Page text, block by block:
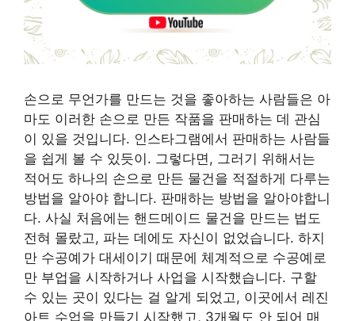
손으로 무언가를 만드는 것을 좋아하는 사람들은 아
마도 이러한 손으로 만든 작품을 판매하는 데 관심
이 있을 것입니다. 인스타그램에서 판매하는 사람들
을 쉽게 볼 수 있듯이. 그렇다면, 그러기 위해서는
적어도 하나의 손으로 만든 물건을 적절하게 다루는
방법을 알아야 합니다. 판매하는 방법을 알아야합니
다. 사실 처음에는 핸드메이드 물건을 만드는 법도
전혀 몰랐고, 파는 데에도 자신이 없었습니다. 하지
만 수공예가 대세이기 때문에 체계적으로 수공예로
만 부업을 시작하거나 사업을 시작했습니다. 구할
수 있는 곳이 있다는 걸 알게 되었고, 이곳에서 레진
아트 수업을 만들기 시작했고, 3개월도 안 되어 매